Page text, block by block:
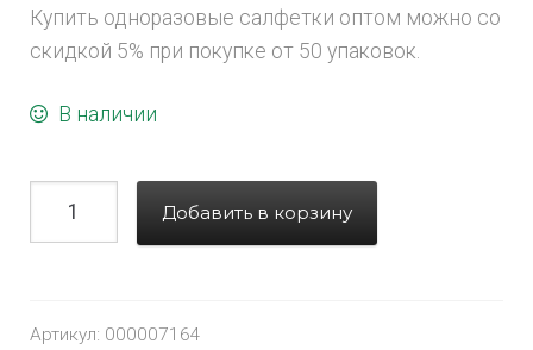
Купить одноразовые салфетки оптом можно со
скидкой 5% при покупке от 50 упаковок.
В наличии
Добавить в корзину
Артикул: 000007164